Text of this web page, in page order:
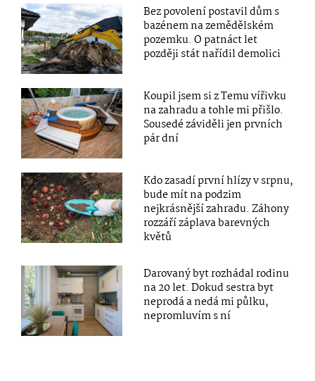
Bez povolení postavil dům s
bazénem na zemědělském
pozemku. O patnáct let
později stát nařídil demolici
Koupil jsem si z Temu vířivku
na zahradu a tohle mi přišlo.
Sousedé záviděli jen prvních
pár dní
Kdo zasadí první hlízy v srpnu,
bude mít na podzim
nejkrásnější zahradu. Záhony
rozzáří záplava barevných
květů
Darovaný byt rozhádal rodinu
na 20 let. Dokud sestra byt
neprodá a nedá mi půlku,
nepromluvím s ní